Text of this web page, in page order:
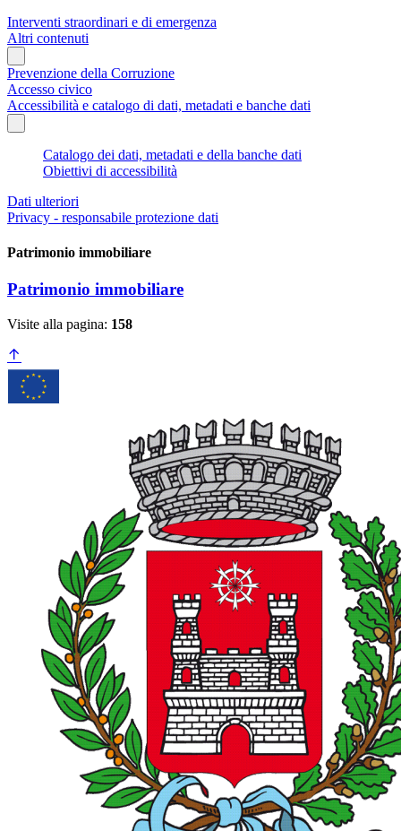
Interventi straordinari e di emergenza
Altri contenuti
Prevenzione della Corruzione
Accesso civico
Accessibilità e catalogo di dati, metadati e banche dati
Catalogo dei dati, metadati e della banche dati
Obiettivi di accessibilità
Dati ulteriori
Privacy - responsabile protezione dati
Patrimonio immobiliare
Patrimonio immobiliare
Visite alla pagina: 158